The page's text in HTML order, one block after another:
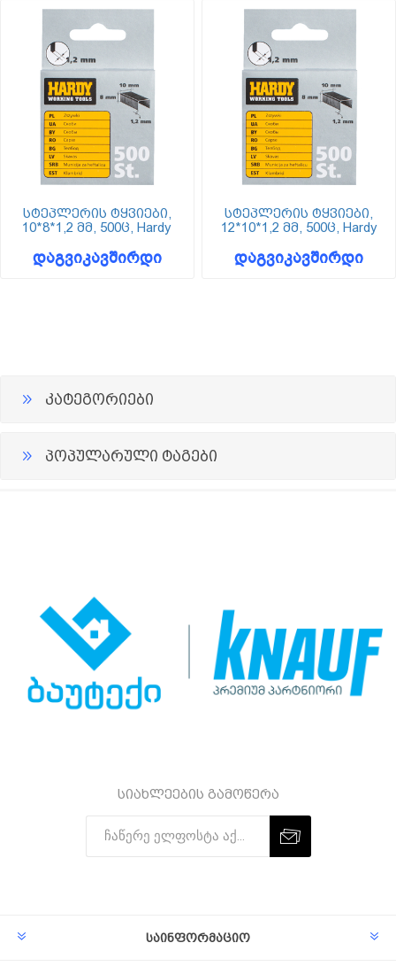
სტეპლერის ტყვიები,
10*8*1,2 მმ, 500ც, Hardy
დაგვიკავშირდი
სტეპლერის ტყვიები,
12*10*1,2 მმ, 500ც, Hardy
დაგვიკავშირდი
კატეგორიები
პოპულარული ტაგები
სიახლეების გამოწერა
საინფორმაციო